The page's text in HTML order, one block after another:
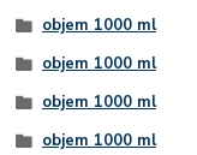
objem 1000 ml
objem 1000 ml
objem 1000 ml
objem 1000 ml